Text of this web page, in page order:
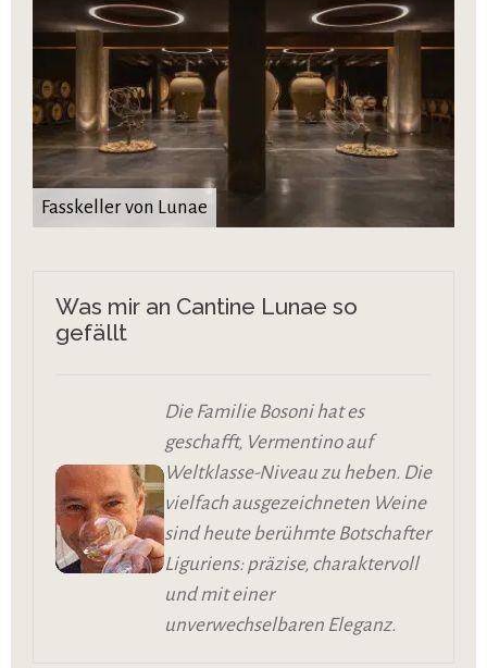
Fasskeller von Lunae
Was mir an Cantine Lunae so
gefällt
Die Familie Bosoni hat es
geschafft, Vermentino auf
Weltklasse-Niveau zu heben. Die
vielfach ausgezeichneten Weine
sind heute berühmte Botschafter
Liguriens: präzise, charaktervoll
und mit einer
unverwechselbaren Eleganz.